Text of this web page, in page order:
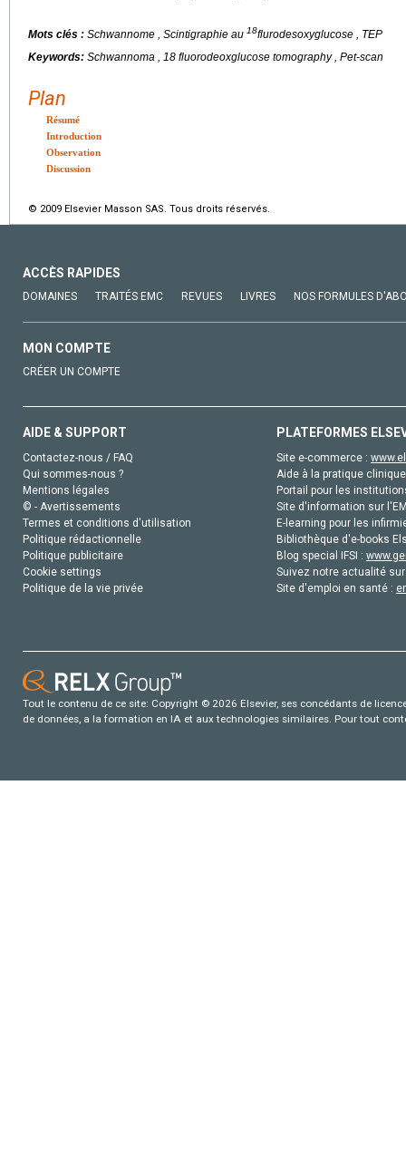
Mots clés : Schwannome , Scintigraphie au 18flurodesoxyglucose , TEP
Keywords: Schwannoma , 18 fluorodeoxglucose tomography , Pet-scan
Plan
Résumé
Introduction
Observation
Discussion
© 2009 Elsevier Masson SAS. Tous droits réservés.
ACCÈS RAPIDES
DOMAINES TRAITÉS EMC REVUES LIVRES NOS FORMULES
MON COMPTE
CRÉER UN COMPTE
AIDE & SUPPORT
Contactez-nous / FAQ
Qui sommes-nous ?
Mentions légales
© - Avertissements
Termes et conditions d'utilisation
Politique rédactionnelle
Politique publicitaire
Cookie settings
Politique de la vie privée
PLATEFORMES
Site e-commerce :
Aide à la pratique
Portail pour les
Site d'information sur
E-learning pour les
Bibliothèque d'e-books
Blog special IFSI :
Suivez notre actualité
Site d'emploi en santé :
Tout le contenu de ce site: Copyright © 2026 Elsevier, ses concédants de
de données, a la formation en IA et aux technologies similaires. Pour tout